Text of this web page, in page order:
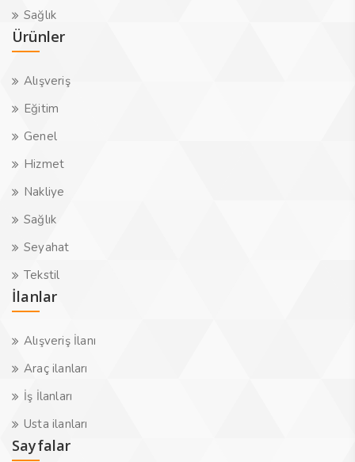
Sağlık
Ürünler
Alışveriş
Eğitim
Genel
Hizmet
Nakliye
Sağlık
Seyahat
Tekstil
İlanlar
Alışveriş İlanı
Araç ilanları
İş İlanları
Usta ilanları
Sayfalar